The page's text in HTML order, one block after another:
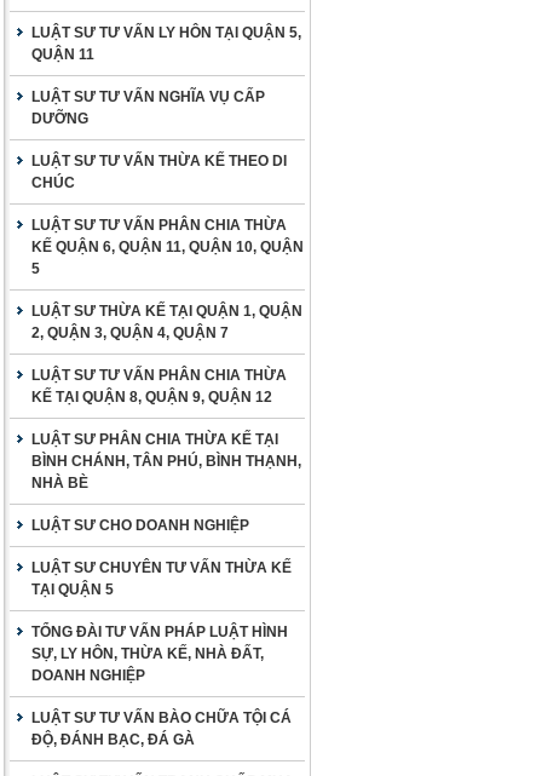
LUẬT SƯ TƯ VẤN LY HÔN TẠI QUẬN 5,
QUẬN 11
LUẬT SƯ TƯ VẤN NGHĨA VỤ CẤP
DƯỠNG
LUẬT SƯ TƯ VẤN THỪA KẾ THEO DI
CHÚC
LUẬT SƯ TƯ VẤN PHÂN CHIA THỪA
KẾ QUẬN 6, QUẬN 11, QUẬN 10, QUẬN
5
LUẬT SƯ THỪA KẾ TẠI QUẬN 1, QUẬN
2, QUẬN 3, QUẬN 4, QUẬN 7
LUẬT SƯ TƯ VẤN PHÂN CHIA THỪA
KẾ TẠI QUẬN 8, QUẬN 9, QUẬN 12
LUẬT SƯ PHÂN CHIA THỪA KẾ TẠI
BÌNH CHÁNH, TÂN PHÚ, BÌNH THẠNH,
NHÀ BÈ
LUẬT SƯ CHO DOANH NGHIỆP
LUẬT SƯ CHUYÊN TƯ VẤN THỪA KẾ
TẠI QUẬN 5
TỔNG ĐÀI TƯ VẤN PHÁP LUẬT HÌNH
SỰ, LY HÔN, THỪA KẾ, NHÀ ĐẤT,
DOANH NGHIỆP
LUẬT SƯ TƯ VẤN BÀO CHỮA TỘI CÁ
ĐỘ, ĐÁNH BẠC, ĐÁ GÀ